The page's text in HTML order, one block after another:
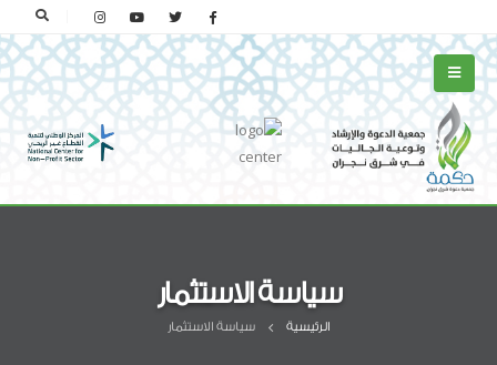
سياسة الاستثمار
الرئيسية سياسة الاستثمار